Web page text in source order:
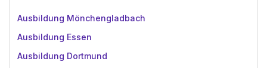
Ausbildung Mönchengladbach
Ausbildung Essen
Ausbildung Dortmund